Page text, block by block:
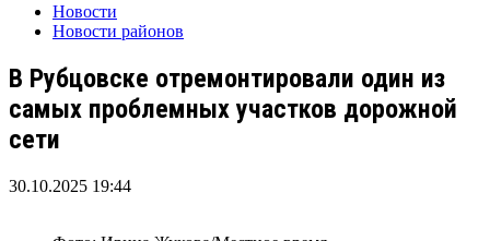
Новости
Новости районов
В Рубцовске отремонтировали один из
самых проблемных участков дорожной
сети
30.10.2025 19:44